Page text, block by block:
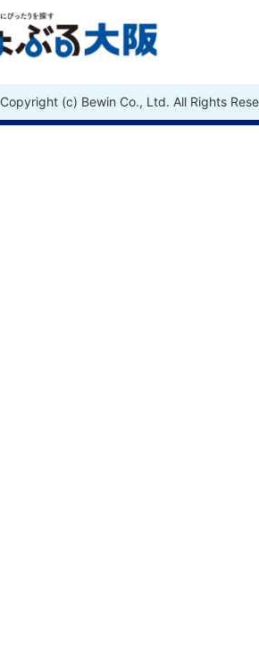
Copyright (c) Bewin Co., Ltd. All Rights